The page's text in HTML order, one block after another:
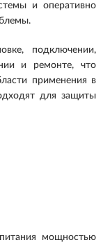
и оперативно
подключении,
и ремонте, что
применения в
для защиты
мощностью